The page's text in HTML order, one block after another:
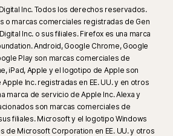
Inc. Todos los derechos reservados.
o marcas comerciales registradas de Gen
Inc. o sus filiales. Firefox es una marca
Android, Google Chrome, Google
Play son marcas comerciales de
iPad, Apple y el logotipo de Apple son
Inc. registradas en EE. UU. y en otros
marca de servicio de Apple Inc. Alexa y
son marcas comerciales de
filiales. Microsoft y el logotipo Windows
de Microsoft Corporation en EE. UU. y otros